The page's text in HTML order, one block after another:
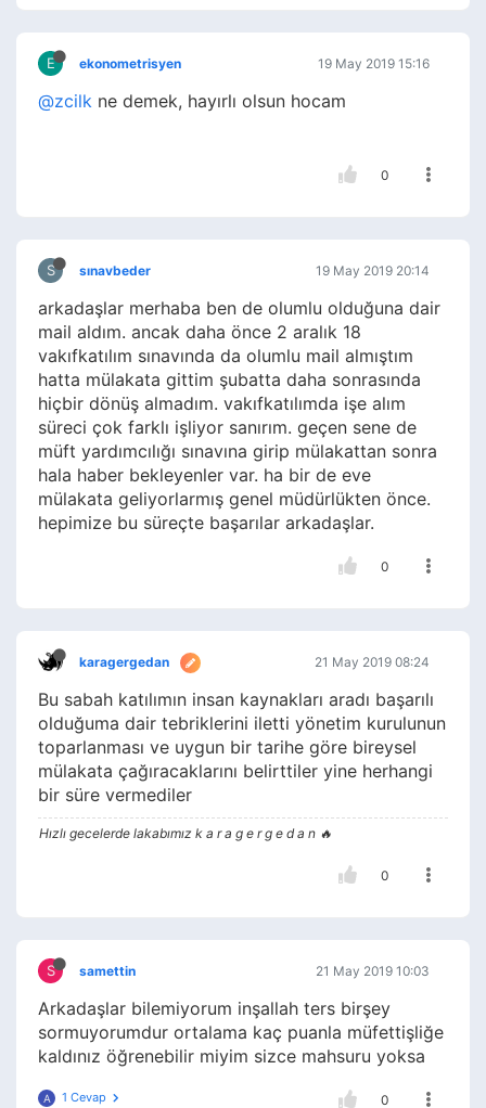
E ekonometrisyen 19 May 2019 15:16
@zcilk ne demek, hayırlı olsun hocam
0
S sınavbeder 19 May 2019 20:14
arkadaşlar merhaba ben de olumlu olduğuna dair
mail aldım. ancak daha önce 2 aralık 18
vakıfkatılım sınavında da olumlu mail almıştım
hatta mülakata gittim şubatta daha sonrasında
hiçbir dönüş almadım. vakıfkatılımda işe alım
süreci çok farklı işliyor sanırım. geçen sene de
müft yardımcılığı sınavına girip mülakattan sonra
hala haber bekleyenler var. ha bir de eve
mülakata geliyorlarmış genel müdürlükten önce.
hepimize bu süreçte başarılar arkadaşlar.
0
karagergedan 21 May 2019 08:24
Bu sabah katılımın insan kaynakları aradı başarılı
olduğuma dair tebriklerini iletti yönetim kurulunun
toparlanması ve uygun bir tarihe göre bireysel
mülakata çağıracaklarını belirttiler yine herhangi
bir süre vermediler
Hızlı gecelerde lakabımız k a r a g e r g e d a n 🔥
0
S samettin 21 May 2019 10:03
Arkadaşlar bilemiyorum inşallah ters birşey
sormuyorumdur ortalama kaç puanla müfettişliğe
kaldınız öğrenebilir miyim sizce mahsuru yoksa
A 1 Cevap 0